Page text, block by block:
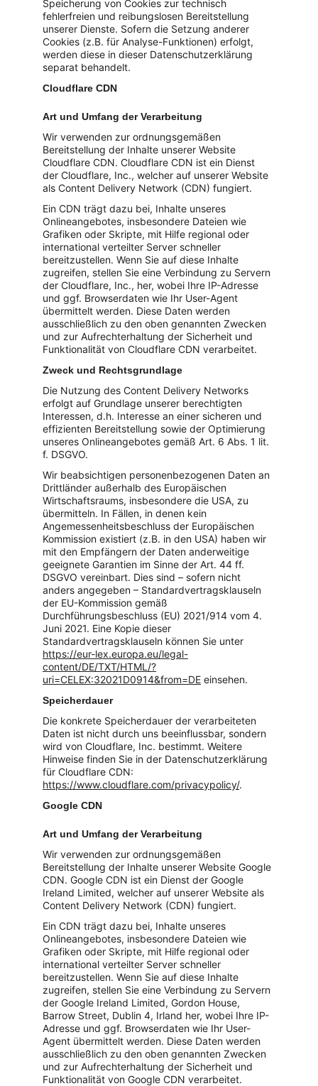
Speicherung von Cookies zur technisch
fehlerfreien und reibungslosen Bereitstellung
unserer Dienste. Sofern die Setzung anderer
Cookies (z.B. für Analyse-Funktionen) erfolgt,
werden diese in dieser Datenschutzerklärung
separat behandelt.
Cloudflare CDN
Art und Umfang der Verarbeitung
Wir verwenden zur ordnungsgemäßen
Bereitstellung der Inhalte unserer Website
Cloudflare CDN. Cloudflare CDN ist ein Dienst
der Cloudflare, Inc., welcher auf unserer Website
als Content Delivery Network (CDN) fungiert.
Ein CDN trägt dazu bei, Inhalte unseres
Onlineangebotes, insbesondere Dateien wie
Grafiken oder Skripte, mit Hilfe regional oder
international verteilter Server schneller
bereitzustellen. Wenn Sie auf diese Inhalte
zugreifen, stellen Sie eine Verbindung zu Servern
der Cloudflare, Inc., her, wobei Ihre IP-Adresse
und ggf. Browserdaten wie Ihr User-Agent
übermittelt werden. Diese Daten werden
ausschließlich zu den oben genannten Zwecken
und zur Aufrechterhaltung der Sicherheit und
Funktionalität von Cloudflare CDN verarbeitet.
Zweck und Rechtsgrundlage
Die Nutzung des Content Delivery Networks
erfolgt auf Grundlage unserer berechtigten
Interessen, d.h. Interesse an einer sicheren und
effizienten Bereitstellung sowie der Optimierung
unseres Onlineangebotes gemäß Art. 6 Abs. 1 lit.
f. DSGVO.
Wir beabsichtigen personenbezogenen Daten an
Drittländer außerhalb des Europäischen
Wirtschaftsraums, insbesondere die USA, zu
übermitteln. In Fällen, in denen kein
Angemessenheitsbeschluss der Europäischen
Kommission existiert (z.B. in den USA) haben wir
mit den Empfängern der Daten anderweitige
geeignete Garantien im Sinne der Art. 44 ff.
DSGVO vereinbart. Dies sind – sofern nicht
anders angegeben – Standardvertragsklauseln
der EU-Kommission gemäß
Durchführungsbeschluss (EU) 2021/914 vom 4.
Juni 2021. Eine Kopie dieser
Standardvertragsklauseln können Sie unter
https://eur-lex.europa.eu/legal-
content/DE/TXT/HTML/?
uri=CELEX:32021D0914&from=DE einsehen.
Speicherdauer
Die konkrete Speicherdauer der verarbeiteten
Daten ist nicht durch uns beeinflussbar, sondern
wird von Cloudflare, Inc. bestimmt. Weitere
Hinweise finden Sie in der Datenschutzerklärung
für Cloudflare CDN:
https://www.cloudflare.com/privacypolicy/.
Google CDN
Art und Umfang der Verarbeitung
Wir verwenden zur ordnungsgemäßen
Bereitstellung der Inhalte unserer Website Google
CDN. Google CDN ist ein Dienst der Google
Ireland Limited, welcher auf unserer Website als
Content Delivery Network (CDN) fungiert.
Ein CDN trägt dazu bei, Inhalte unseres
Onlineangebotes, insbesondere Dateien wie
Grafiken oder Skripte, mit Hilfe regional oder
international verteilter Server schneller
bereitzustellen. Wenn Sie auf diese Inhalte
zugreifen, stellen Sie eine Verbindung zu Servern
der Google Ireland Limited, Gordon House,
Barrow Street, Dublin 4, Irland her, wobei Ihre IP-
Adresse und ggf. Browserdaten wie Ihr User-
Agent übermittelt werden. Diese Daten werden
ausschließlich zu den oben genannten Zwecken
und zur Aufrechterhaltung der Sicherheit und
Funktionalität von Google CDN verarbeitet.